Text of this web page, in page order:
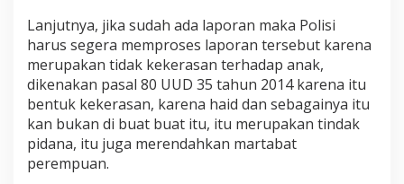
n
K
e
p
a
d
a
n
Lanjutnya, jika sudah ada laporan maka Polisi
harus segera memproses laporan tersebut karena
merupakan tidak kekerasan terhadap anak,
dikenakan pasal 80 UUD 35 tahun 2014 karena itu
bentuk kekerasan, karena haid dan sebagainya itu
kan bukan di buat buat itu, itu merupakan tindak
pidana, itu juga merendahkan martabat
perempuan.